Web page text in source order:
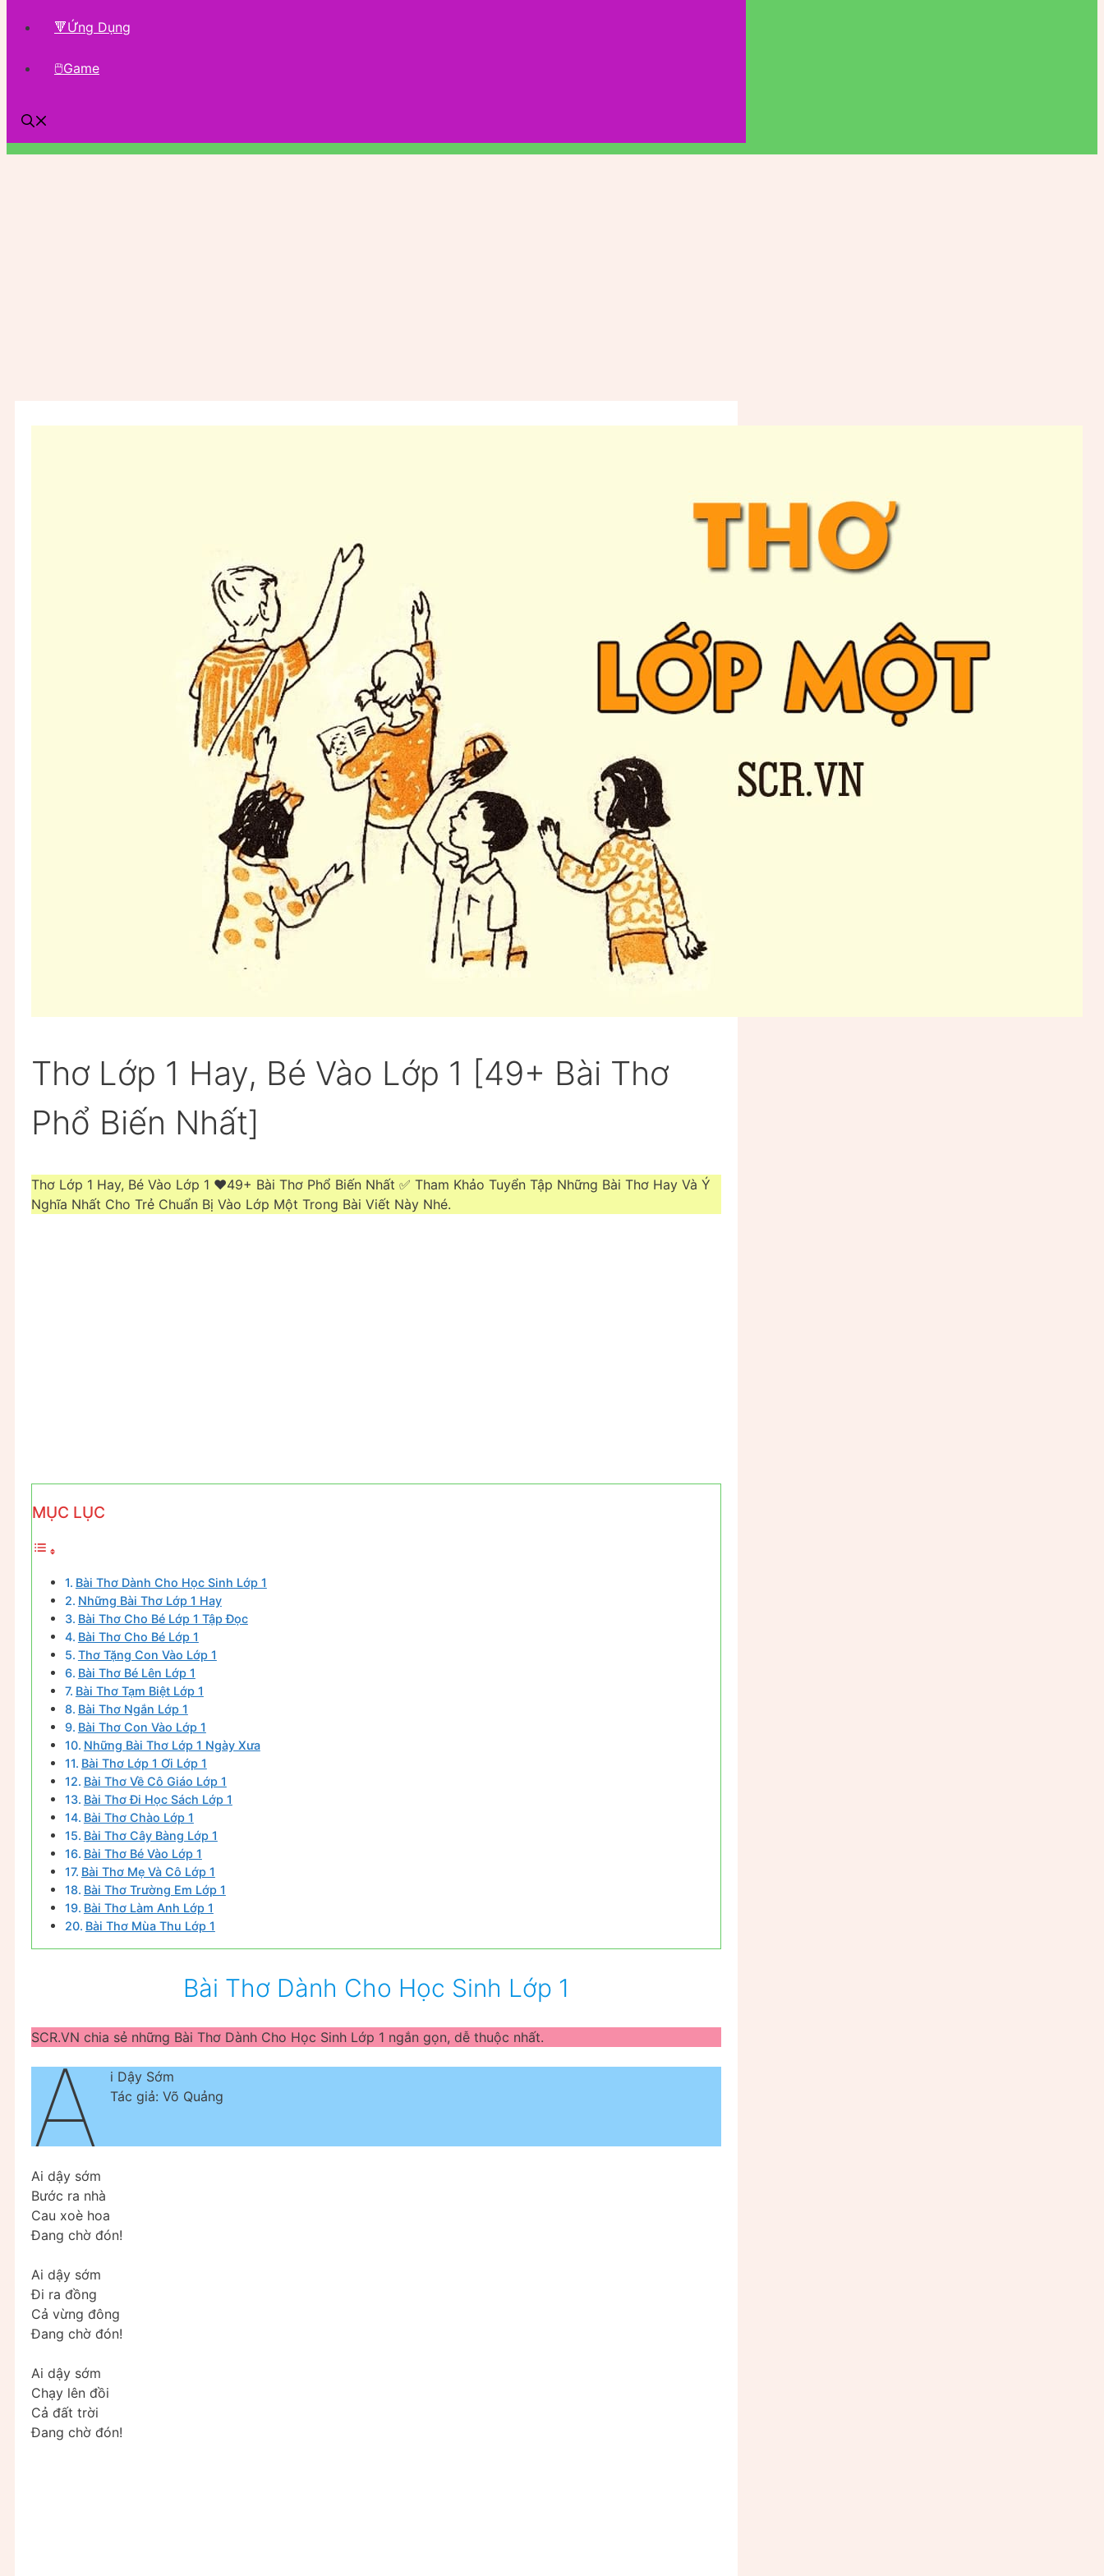
🔻Ứng Dụng
🖱Game
Thơ Lớp 1 Hay, Bé Vào Lớp 1 [49+ Bài Thơ
Phổ Biến Nhất]
Thơ Lớp 1 Hay, Bé Vào Lớp 1 ❤️49+ Bài Thơ Phổ Biến Nhất ✅ Tham Khảo Tuyển Tập Những Bài Thơ Hay Và Ý
Nghĩa Nhất Cho Trẻ Chuẩn Bị Vào Lớp Một Trong Bài Viết Này Nhé.
MỤC LỤC
Bài Thơ Dành Cho Học Sinh Lớp 1
Những Bài Thơ Lớp 1 Hay
Bài Thơ Cho Bé Lớp 1 Tập Đọc
Bài Thơ Cho Bé Lớp 1
Thơ Tặng Con Vào Lớp 1
Bài Thơ Bé Lên Lớp 1
Bài Thơ Tạm Biệt Lớp 1
Bài Thơ Ngắn Lớp 1
Bài Thơ Con Vào Lớp 1
Những Bài Thơ Lớp 1 Ngày Xưa
Bài Thơ Lớp 1 Ơi Lớp 1
Bài Thơ Về Cô Giáo Lớp 1
Bài Thơ Đi Học Sách Lớp 1
Bài Thơ Chào Lớp 1
Bài Thơ Cây Bàng Lớp 1
Bài Thơ Bé Vào Lớp 1
Bài Thơ Mẹ Và Cô Lớp 1
Bài Thơ Trường Em Lớp 1
Bài Thơ Làm Anh Lớp 1
Bài Thơ Mùa Thu Lớp 1
Bài Thơ Dành Cho Học Sinh Lớp 1
SCR.VN chia sẻ những Bài Thơ Dành Cho Học Sinh Lớp 1 ngắn gọn, dễ thuộc nhất.
A
i Dậy Sớm
Tác giả: Võ Quảng
Ai dậy sớm
Bước ra nhà
Cau xoè hoa
Đang chờ đón!
Ai dậy sớm
Đi ra đồng
Cả vừng đông
Đang chờ đón!
Ai dậy sớm
Chạy lên đồi
Cả đất trời
Đang chờ đón!